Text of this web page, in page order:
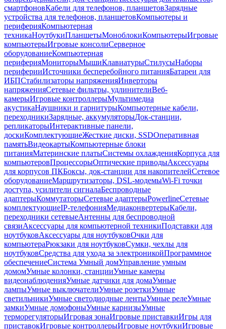
смартфоновКабели для телефонов, планшетовЗарядные
устройства для телефонов, планшетовКомпьютеры и
периферияКомпьютерная
техникаНоутбукиПланшетыМоноблокиКомпьютерыИгровые
компьютерыИгровые консолиСерверное
оборудованиеКомпьютерная
периферияМониторыМышиКлавиатурыСтилусыНаборы
периферииИсточники бесперебойного питанияБатареи для
ИБПСтабилизаторы напряженияИнверторы
напряженияСетевые фильтры, удлинителиВеб-
камерыИгровые контроллерыМультимедиа
акустикаНаушники и гарнитурыКомпьютерные кабели,
переходникиЗарядные, аккумуляторыДок-станции,
репликаторыИнтерактивные панели,
доскиКомплектующиеЖесткие диски, SSDОперативная
памятьВидеокартыКомпьютерные блоки
питанияМатеринские платыСистемы охлажденияКорпуса для
компьютеровПроцессорыОптические приводыАксессуары
для корпусов ПКБоксы, док-станции для накопителейСетевое
оборудованиеМаршрутизаторы, DSL-модемыWi-Fi точки
доступа, усилители сигналаБеспроводные
адаптерыКоммутаторыСетевые адаптерыPowerlineСетевые
комплектующиеIP-телефонияМедиаконвертерыКабели,
переходники сетевыеАнтенны для беспроводной
связиАксессуары для компьютерной техникиПодставки для
ноутбуковАксессуары для ноутбуковОчки для
компьютераРюкзаки для ноутбуковСумки, чехлы для
ноутбуковСредства для ухода за электроникойПрограммное
обеспечениеСистема Умный домУправление умным
домомУмные колонки, станцииУмные камеры
видеонаблюденияУмные датчики для домаУмные
лампыУмные выключателиУмные розеткиУмные
светильникиУмные светодиодные лентыУмные релеУмные
замкиУмные домофоныУмные карнизыУмные
терморегуляторыИгровая зонаИгровые приставкиИгры для
приставокИгровые контроллерыИгровые ноутбукиИгровые